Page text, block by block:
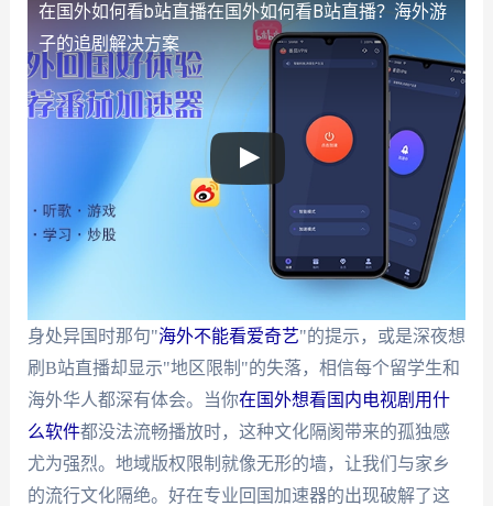
在国外如何看b站直播在国外如何看B站直播？海外游
子的追剧解决方案
身处异国时那句"海外不能看爱奇艺"的提示，或是深夜想
刷B站直播却显示"地区限制"的失落，相信每个留学生和
海外华人都深有体会。当你在国外想看国内电视剧用什
么软件都没法流畅播放时，这种文化隔阂带来的孤独感
尤为强烈。地域版权限制就像无形的墙，让我们与家乡
的流行文化隔绝。好在专业回国加速器的出现破解了这